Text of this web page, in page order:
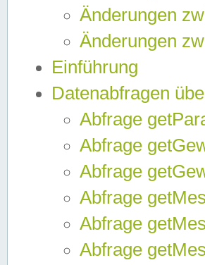
Änderungen
Änderungen
Einführung
Datenabfragen
Abfrage
Abfrage
Abfrage
Abfrage
Abfrage
Abfrage